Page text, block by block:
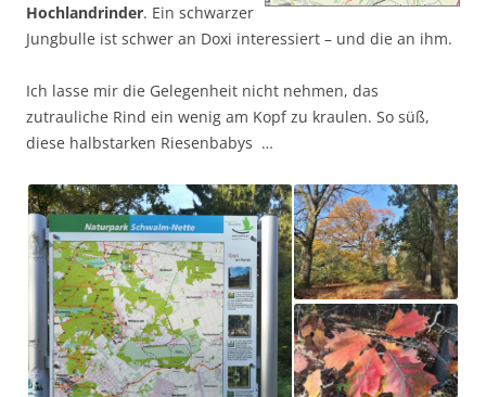
Hochlandrinder. Ein schwarzer
Jungbulle ist schwer an Doxi interessiert – und die an ihm.
Ich lasse mir die Gelegenheit nicht nehmen, das
zutrauliche Rind ein wenig am Kopf zu kraulen. So süß,
diese halbstarken Riesenbabys …